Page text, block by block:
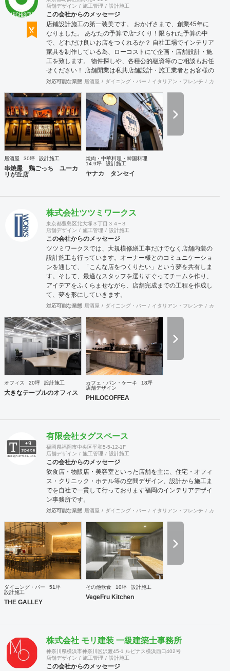
店舗デザイン
施工管理 設計施工
この会社からのメッセージ
店鋪設計施工の第一装美です。 おかげさまで、創業45年に
なりました。 あなたの予算で店づくり！限られた予算の中
で、どれだけ良いお店をつくれるか？ 自社工場でインテリア
家具を制作している為、ローコストにて企画・店舗設計・施
工を致します。 物件探しや、各種公的融資等のご相談もお任
せください！ 店舗開業は私共店舗設計・施工業者とお客様の
二人三脚だと思っております。 どんな難題でもお聞かせくだ
対応可能な業態 居酒屋 ダイニング・バー イタリアン・フレンチ カフェ
居酒屋 30坪 設計施工
串焼屋 鶏ごっち ユーカ
リが丘店
焼肉・中華料理・韓国料理
14.9坪
設計施工
ヤナカ タンセイ
株式会社ツツミワークス
東京都豊島区北大塚３丁目３４−３
店舗デザイン
施工管理 設計施工
この会社からのメッセージ
ツツミワークスでは、大規模修繕工事だけでなく店舗内装の
設計施工も行っています。オーナー様とのコミュニケーショ
ンを通して、「こんな店をつくりたい」という夢を共有しま
す。そして、最適なスタッフを選りすぐってチームを作り、
アイデアをふくらませながら、店舗完成までの工程を作成し
て、夢を形にしていきます。
対応可能な業態 居酒屋 ダイニング・バー イタリアン・フレンチ カフェ
オフィス 20坪 設計施工
大きなテーブルのオフィス
カフェ・パン・ケーキ
18坪
店舗デザイン
PHILOCOFFEA
有限会社タグスペース
福岡県福岡市中央区平和5-5-12-1F
店舗デザイン
施工管理 設計施工
この会社からのメッセージ
飲食店・物販店・美容室といった店舗を主に、住宅・オフィ
ス・クリニック・ホテル等の空間デザイン、設計から施工ま
でを自社で一貫して行っております福岡のインテリアデザイ
ン事務所です。
対応可能な業態 居酒屋 ダイニング・バー イタリアン・フレンチ カフェ
ダイニング・バー
51坪
設計施工
THE GALLEY
その他飲食 10坪 設計施工
VegeFru Kitchen
株式会社 モリ建装 一級建築士事務所
神奈川県横浜市神奈川区沢渡45-1 ルピナス横浜西口402号
店舗デザイン
施工管理 設計施工
この会社からのメッセージ